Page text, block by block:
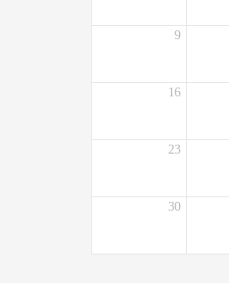
9
16
23
30